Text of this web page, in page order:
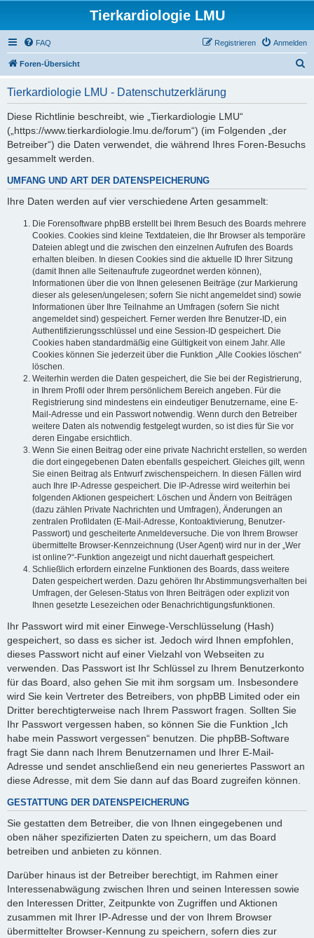
Tierkardiologie LMU
FAQ Anmelden
Registrieren
Foren-Übersicht
Tierkardiologie LMU - Datenschutzerklärung
Diese Richtlinie beschreibt, wie „Tierkardiologie LMU“
(„https://www.tierkardiologie.lmu.de/forum“) (im Folgenden „der
Betreiber“) die Daten verwendet, die während Ihres Foren-Besuchs
gesammelt werden.
UMFANG UND ART DER DATENSPEICHERUNG
Ihre Daten werden auf vier verschiedene Arten gesammelt:
Die Forensoftware phpBB erstellt bei Ihrem Besuch des Boards mehrere
Cookies. Cookies sind kleine Textdateien, die Ihr Browser als temporäre
Dateien ablegt und die zwischen den einzelnen Aufrufen des Boards
erhalten bleiben. In diesen Cookies sind die aktuelle ID Ihrer Sitzung
(damit Ihnen alle Seitenaufrufe zugeordnet werden können),
Informationen über die von Ihnen gelesenen Beiträge (zur Markierung
dieser als gelesen/ungelesen; sofern Sie nicht angemeldet sind) sowie
Informationen über Ihre Teilnahme an Umfragen (sofern Sie nicht
angemeldet sind) gespeichert. Ferner werden Ihre Benutzer-ID, ein
Authentifizierungsschlüssel und eine Session-ID gespeichert. Die
Cookies haben standardmäßig eine Gültigkeit von einem Jahr. Alle
Cookies können Sie jederzeit über die Funktion „Alle Cookies löschen“
löschen.
Weiterhin werden die Daten gespeichert, die Sie bei der Registrierung,
in Ihrem Profil oder Ihrem persönlichem Bereich angeben. Für die
Registrierung sind mindestens ein eindeutiger Benutzername, eine E-
Mail-Adresse und ein Passwort notwendig. Wenn durch den Betreiber
weitere Daten als notwendig festgelegt wurden, so ist dies für Sie vor
deren Eingabe ersichtlich.
Wenn Sie einen Beitrag oder eine private Nachricht erstellen, so werden
die dort eingegebenen Daten ebenfalls gespeichert. Gleiches gilt, wenn
Sie einen Beitrag als Entwurf zwischenspeichern. In diesen Fällen wird
auch Ihre IP-Adresse gespeichert. Die IP-Adresse wird weiterhin bei
folgenden Aktionen gespeichert: Löschen und Ändern von Beiträgen
(dazu zählen Private Nachrichten und Umfragen), Änderungen an
zentralen Profildaten (E-Mail-Adresse, Kontoaktivierung, Benutzer-
Passwort) und gescheiterte Anmeldeversuche. Die von Ihrem Browser
übermittelte Browser-Kennzeichnung (User Agent) wird nur in der „Wer
ist online?“-Funktion angezeigt und nicht dauerhaft gespeichert.
Schließlich erfordern einzelne Funktionen des Boards, dass weitere
Daten gespeichert werden. Dazu gehören Ihr Abstimmungsverhalten bei
Umfragen, der Gelesen-Status von Ihren Beiträgen oder explizit von
Ihnen gesetzte Lesezeichen oder Benachrichtigungsfunktionen.
Ihr Passwort wird mit einer Einwege-Verschlüsselung (Hash)
gespeichert, so dass es sicher ist. Jedoch wird Ihnen empfohlen,
dieses Passwort nicht auf einer Vielzahl von Webseiten zu
verwenden. Das Passwort ist Ihr Schlüssel zu Ihrem Benutzerkonto
für das Board, also gehen Sie mit ihm sorgsam um. Insbesondere
wird Sie kein Vertreter des Betreibers, von phpBB Limited oder ein
Dritter berechtigterweise nach Ihrem Passwort fragen. Sollten Sie
Ihr Passwort vergessen haben, so können Sie die Funktion „Ich
habe mein Passwort vergessen“ benutzen. Die phpBB-Software
fragt Sie dann nach Ihrem Benutzernamen und Ihrer E-Mail-
Adresse und sendet anschließend ein neu generiertes Passwort an
diese Adresse, mit dem Sie dann auf das Board zugreifen können.
GESTATTUNG DER DATENSPEICHERUNG
Sie gestatten dem Betreiber, die von Ihnen eingegebenen und
oben näher spezifizierten Daten zu speichern, um das Board
betreiben und anbieten zu können.
Darüber hinaus ist der Betreiber berechtigt, im Rahmen einer
Interessenabwägung zwischen Ihren und seinen Interessen sowie
den Interessen Dritter, Zeitpunkte von Zugriffen und Aktionen
zusammen mit Ihrer IP-Adresse und der von Ihrem Browser
übermittelter Browser-Kennung zu speichern, sofern dies zur